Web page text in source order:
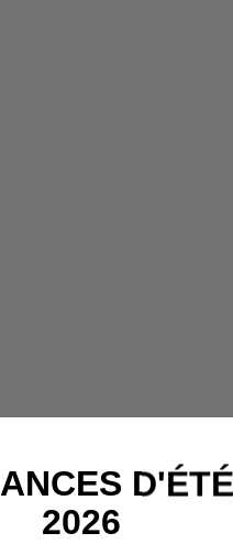
D'ÉTÉ
2026